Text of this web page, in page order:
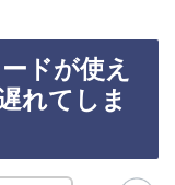
ドが使え
れてしま